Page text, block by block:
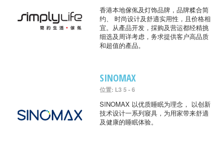
香港本地傢俬及灯饰品牌，品牌糅合简
约、 时尚设计及舒適实用性，且价格相
宜。从產品开发，採购及营运都经精挑
细选及周详考虑，务求提供客户高品质
和超值的產品。
SINOMAX
位置: L3 5 - 6
SINOMAX 以优质睡眠为理念， 以创新
技术设计一系列寢具，为用家带来舒適
及健康的睡眠体验。